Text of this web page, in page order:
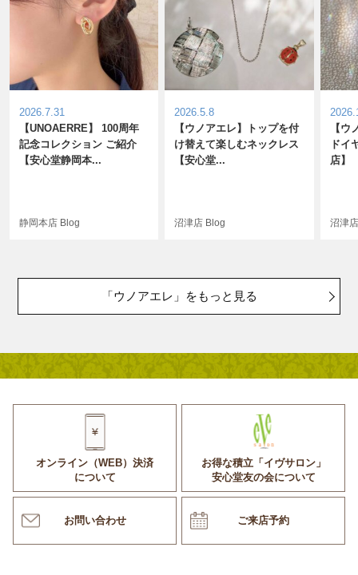
2026.7.31
【UNOAERRE】 100周年
記念コレクション ご紹介
【安心堂静岡本...
静岡本店 Blog
2026.5.8
【ウノアエレ】トップを付
け替えて楽しむネックレス
【安心堂...
沼津店 Blog
【ウ
ドイ
店】
沼津
「ウノアエレ」をもっと見る
オンライン（WEB）決済
について
お得な積立「イヴサロン」
安心堂友の会について
お問い合わせ ご来店予約